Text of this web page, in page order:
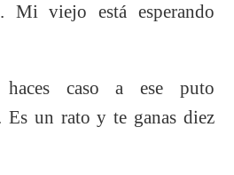
Mi viejo está esperando
haces caso a ese puto
Es un rato y te ganas diez